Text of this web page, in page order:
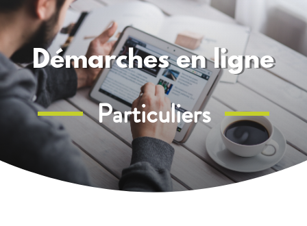
Démarches en ligne
Particuliers